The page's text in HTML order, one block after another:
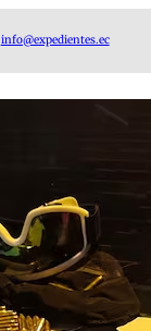
info@expedientes.ec